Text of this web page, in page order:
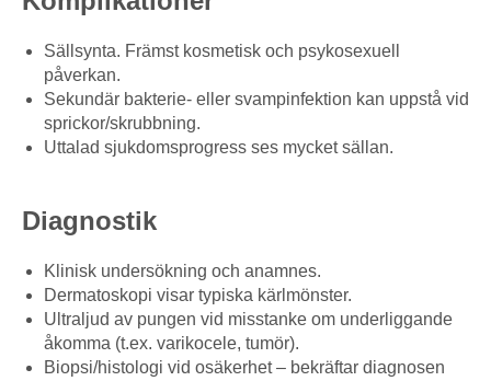
Sällsynta. Främst kosmetisk och psykosexuell
påverkan.
Sekundär bakterie- eller svampinfektion kan uppstå vid
sprickor/skrubbning.
Uttalad sjukdomsprogress ses mycket sällan.
Diagnostik
Klinisk undersökning och anamnes.
Dermatoskopi visar typiska kärlmönster.
Ultraljud av pungen vid misstanke om underliggande
åkomma (t.ex. varikocele, tumör).
Biopsi/histologi vid osäkerhet – bekräftar diagnosen